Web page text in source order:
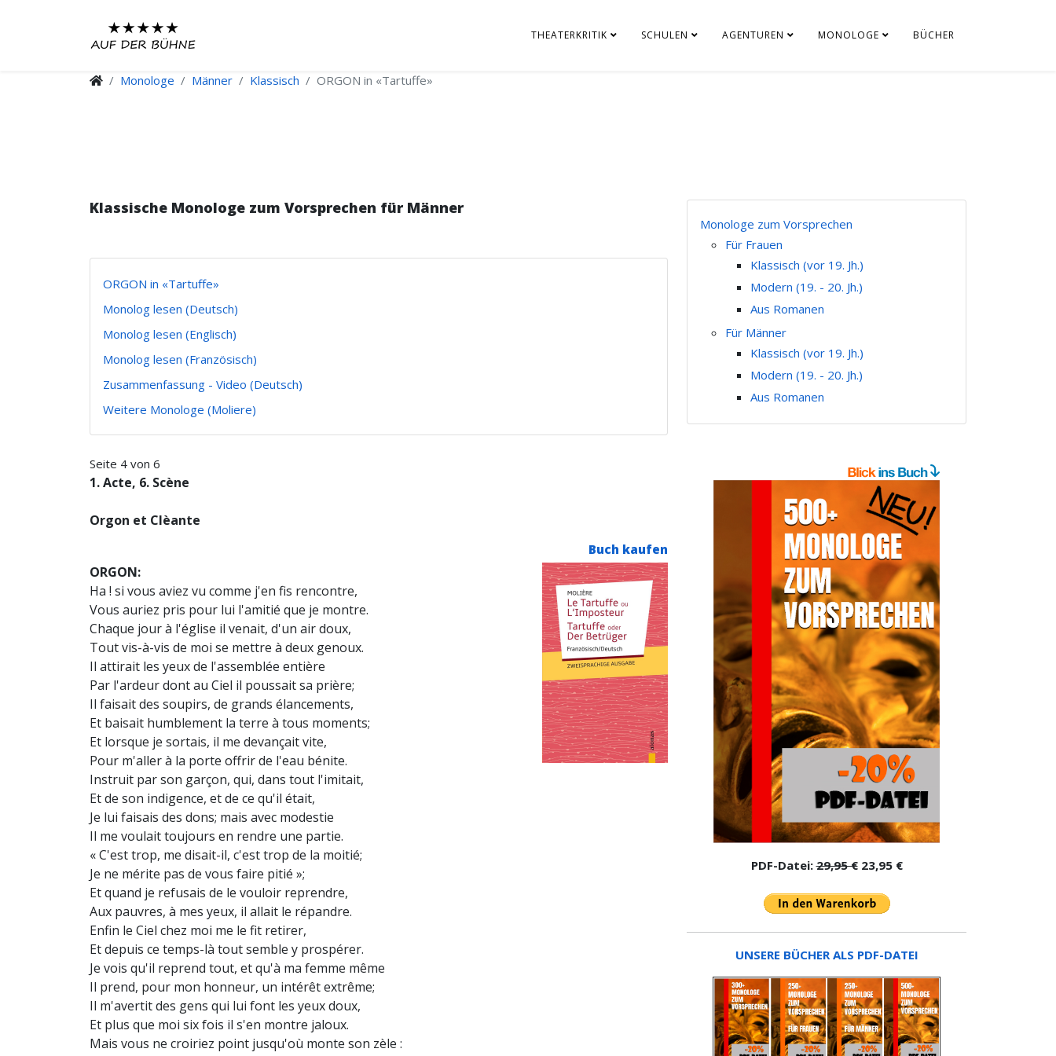
THEATERKRITIK SCHULEN AGENTUREN MONOLOGE BÜCHER
Monologe Männer Klassisch ORGON in «Tartuffe»
Klassische Monologe zum Vorsprechen für Männer
ORGON in «Tartuffe»
Monolog lesen (Deutsch)
Monolog lesen (Englisch)
Monolog lesen (Französisch)
Zusammenfassung - Video (Deutsch)
Weitere Monologe (Moliere)
Seite 4 von 6
1. Acte, 6. Scène
Orgon et Clèante
Buch kaufen
ORGON:
Ha ! si vous aviez vu comme j'en fis rencontre,
Vous auriez pris pour lui l'amitié que je montre.
Chaque jour à l'église il venait, d'un air doux,
Tout vis-à-vis de moi se mettre à deux genoux.
Il attirait les yeux de l'assemblée entière
Par l'ardeur dont au Ciel il poussait sa prière;
Il faisait des soupirs, de grands élancements,
Et baisait humblement la terre à tous moments;
Et lorsque je sortais, il me devançait vite,
Pour m'aller à la porte offrir de l'eau bénite.
Instruit par son garçon, qui, dans tout l'imitait,
Et de son indigence, et de ce qu'il était,
Je lui faisais des dons; mais avec modestie
Il me voulait toujours en rendre une partie.
« C'est trop, me disait-il, c'est trop de la moitié;
Je ne mérite pas de vous faire pitié »;
Et quand je refusais de le vouloir reprendre,
Aux pauvres, à mes yeux, il allait le répandre.
Enfin le Ciel chez moi me le fit retirer,
Et depuis ce temps-là tout semble y prospérer.
Je vois qu'il reprend tout, et qu'à ma femme même
Il prend, pour mon honneur, un intérêt extrême;
Il m'avertit des gens qui lui font les yeux doux,
Et plus que moi six fois il s'en montre jaloux.
Mais vous ne croiriez point jusqu'où monte son zèle :
Monologe zum Vorsprechen
Für Frauen
Klassisch (vor 19. Jh.)
Modern (19. - 20. Jh.)
Aus Romanen
Für Männer
Klassisch (vor 19. Jh.)
Modern (19. - 20. Jh.)
Aus Romanen
PDF-Datei:29,95 €23,95 €
UNSERE BÜCHER ALS PDF-DATEI